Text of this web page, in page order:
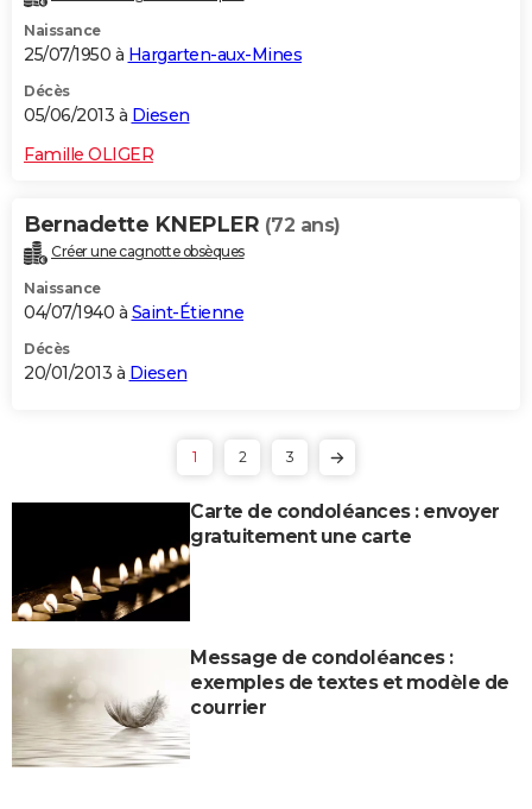
Naissance
25/07/1950 à Hargarten-aux-Mines
Décès
05/06/2013 à Diesen
Famille OLIGER
Bernadette KNEPLER (72 ans)
Créer une cagnotte obsèques
Naissance
04/07/1940 à Saint-Étienne
Décès
20/01/2013 à Diesen
1 2 3
Carte de condoléances : envoyer
gratuitement une carte
Message de condoléances :
exemples de textes et modèle de
courrier